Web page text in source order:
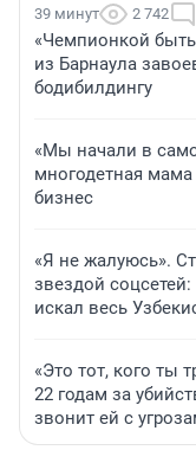
39 минут 2 742
«Чемпионкой
из Барнаула
бодибилдингу
«Мы начали в
многодетная мама
бизнес
«Я не жалуюсь».
звездой
искал весь
«Это тот, кого ты
22 годам за
звонит ей с